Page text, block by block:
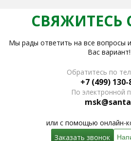
СВЯЖИТЕСЬ
Мы рады ответить на все вопросы
Вас вариант!
Обратитесь по
+7 (499) 130-
По электронной
или с помощью онлайн-
Заказать звонок